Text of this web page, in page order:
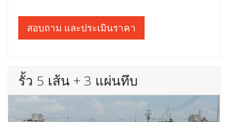
สอบถาม และประเมินราคา
รั้ว 5 เส้น + 3 แผ่นทึบ